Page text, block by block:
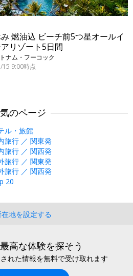
燃油込 ビーチ前5つ星オールイ
リゾート5日間
ナム・フーコック
9:00時点
のページ
ル・旅館
旅行 ／ 関東発
旅行 ／ 関西発
旅行 ／ 関東発
旅行 ／ 関西発
20
在地を設定する
高な体験を探そう
れた情報を無料で受け取れます